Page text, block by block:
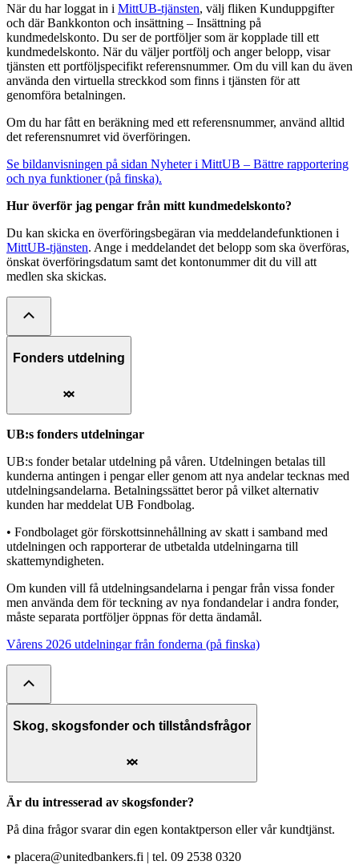
När du har loggat in i MittUB-tjänsten, välj fliken Kunduppgifter
och där Bankkonton och insättning – Insättning på
kundmedelskonto. Du ser de portföljer som är kopplade till ett
kundmedelskonto. När du väljer portfölj och anger belopp, visar
tjänsten ett portföljspecifikt referensnummer. Om du vill kan du även
använda den virtuella streckkod som finns i tjänsten för att
genomföra betalningen.
Om du har fått en beräkning med ett referensnummer, använd alltid
det referensnumret vid överföringen.
Se bildanvisningen på sidan Nyheter i MittUB – Bättre rapportering
och nya funktioner (på finska).
Hur överför jag pengar från mitt kundmedelskonto?
Du kan skicka en överföringsbegäran via meddelandefunktionen i
MittUB-tjänsten. Ange i meddelandet det belopp som ska överföras,
önskat överföringsdatum samt det kontonummer dit du vill att
medlen ska skickas.
Fonders utdelning
UB:s fonders utdelningar
UB:s fonder betalar utdelning på våren. Utdelningen betalas till
kunderna antingen i pengar eller genom att nya andelar tecknas med
utdelningsandelarna. Betalningssättet beror på vilket alternativ
kunden har meddelat UB Fondbolag.
• Fondbolaget gör förskottsinnehållning av skatt i samband med
utdelningen och rapporterar de utbetalda utdelningarna till
skattemyndigheten.
Om kunden vill få utdelningsandelarna i pengar från vissa fonder
men använda dem för teckning av nya fondandelar i andra fonder,
måste separata portföljer öppnas för detta ändamål.
Vårens 2026 utdelningar från fonderna (på finska)
Skog, skogsfonder och tillståndsfrågor
Är du intresserad av skogsfonder?
På dina frågor svarar din egen kontaktperson eller vår kundtjänst.
• placera@unitedbankers.fi | tel. 09 2538 0320